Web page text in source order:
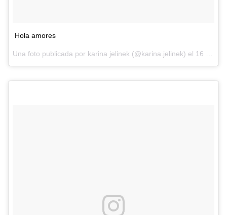
Hola amores
Una foto publicada por karina jelinek (@karina.jelinek) el 16 de Dic de 2016 a la(s) 4:46 PST